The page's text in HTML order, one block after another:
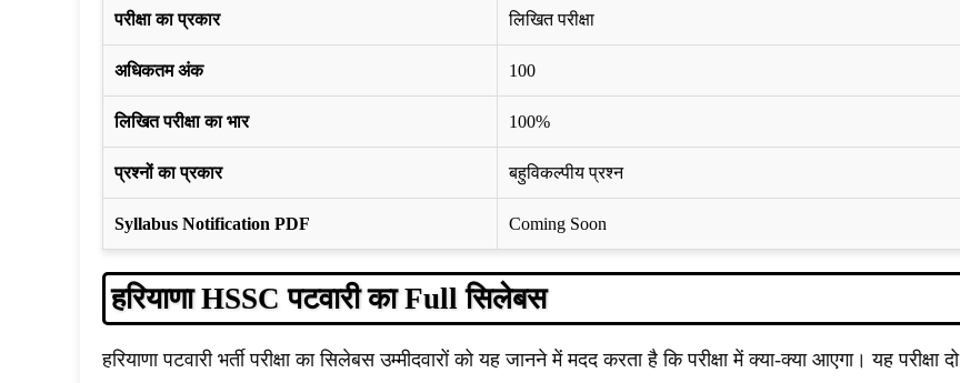
परीक्षा का प्रकार लिखित परीक्षा
अधिकतम अंक 100
लिखित परीक्षा का भार 100%
प्रश्नों का प्रकार बहुविकल्पीय प्रश्न
Syllabus Notification PDF Coming Soon
हरियाणा HSSC पटवारी का Full सिलेबस
हरियाणा पटवारी भर्ती परीक्षा का सिलेबस उम्मीदवारों को यह जानने में मदद करता है कि परीक्षा में क्या-क्या आएगा। यह परीक्षा दो